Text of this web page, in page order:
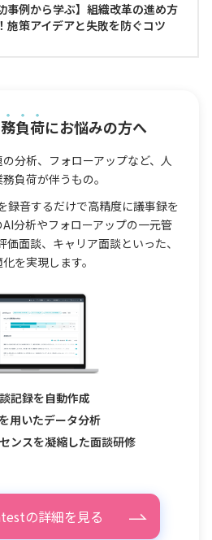
事例から学ぶ】組織改革の進め方
施策アイデアと失敗を防ぐコツ
負荷にお悩みの方へ
分析、フォローアップなど、人
負荷が伴うもの。
音するだけで高精度に議事録を
分析やフォローアップの一元管
面談、キャリア面談といった、
を実現します。
記録を自動作成
用いたデータ分析
ンスを凝縮した面談研修
の詳細を見る